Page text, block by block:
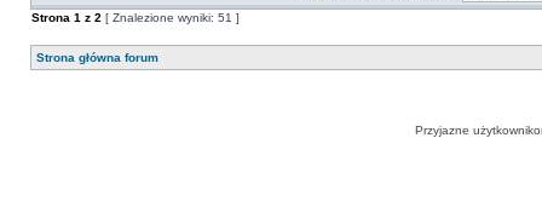
Strona 1 z 2 [ Znalezione wyniki: 51 ]
Strona główna forum
Przyjazne